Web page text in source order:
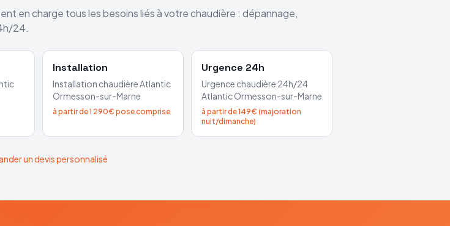
en charge tous les besoins liés à votre chaudière : dépannage,
24.
Installation
Installation chaudièreAtlantic
Ormesson-sur-Marne
à partir de 1 290€ pose comprise
Urgence 24h
Urgence chaudière 24h/24
AtlanticOrmesson-sur-Marne
à partir de 149€ (majoration
nuit/dimanche)
un devis personnalisé